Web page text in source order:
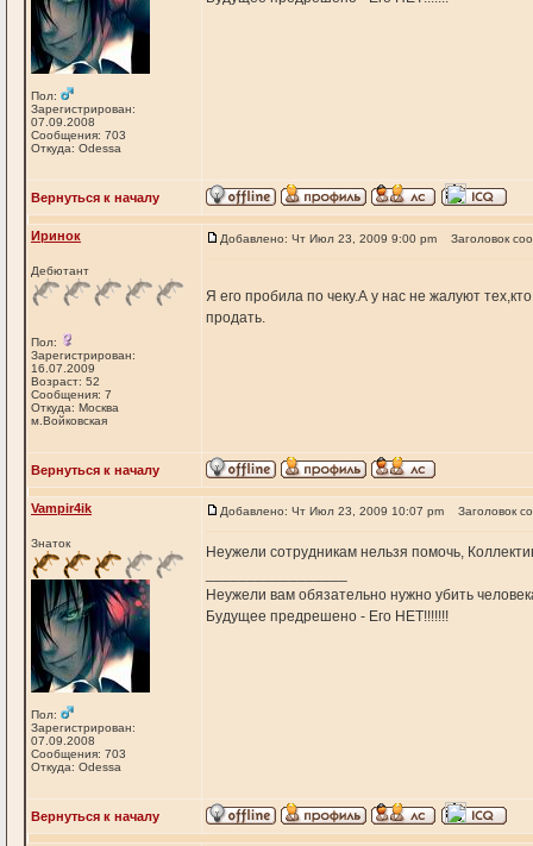
Пол:
Зарегистрирован:
07.09.2008
Сообщения: 703
Откуда: Odessa
Вернуться к началу
Иринок
Дебютант
Пол:
Зарегистрирован:
16.07.2009
Возраст: 52
Сообщения: 7
Откуда: Москва
м.Войковская
Добавлено: Чт Июл 23, 2009 9:00 pm Заголовок
Я его пробила по чеку.А у нас не жалуют
продать.
Вернуться к началу
Vampir4ik
Знаток
Пол:
Зарегистрирован:
07.09.2008
Сообщения: 703
Откуда: Odessa
Добавлено: Чт Июл 23, 2009 10:07 pm Заголовок
Неужели сотрудникам нельзя помочь,
Неужели вам обязательно нужно убить
Будущее предрешено - Его НЕТ!!!!!!!
Вернуться к началу